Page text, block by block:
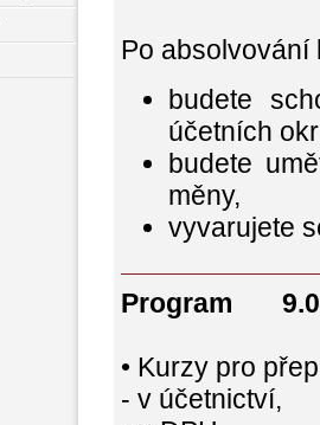
Po absolvování
budete
účetních
budete
měny,
vyvarujete
Program
• Kurzy pro
- v účetnictví,